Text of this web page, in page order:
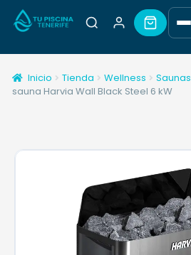
Inicio Tienda Wellness Saunas
sauna Harvia Wall Black Steel 6 kW